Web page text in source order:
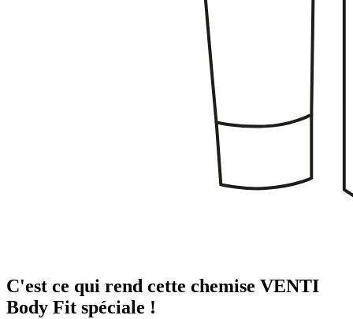
C'est ce qui rend cette chemise VENTI
Body Fit spéciale !